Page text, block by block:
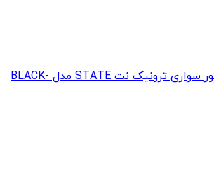
کاپشن تابستونی موتور سواری ترونیک نت STATE مدل BLACK-